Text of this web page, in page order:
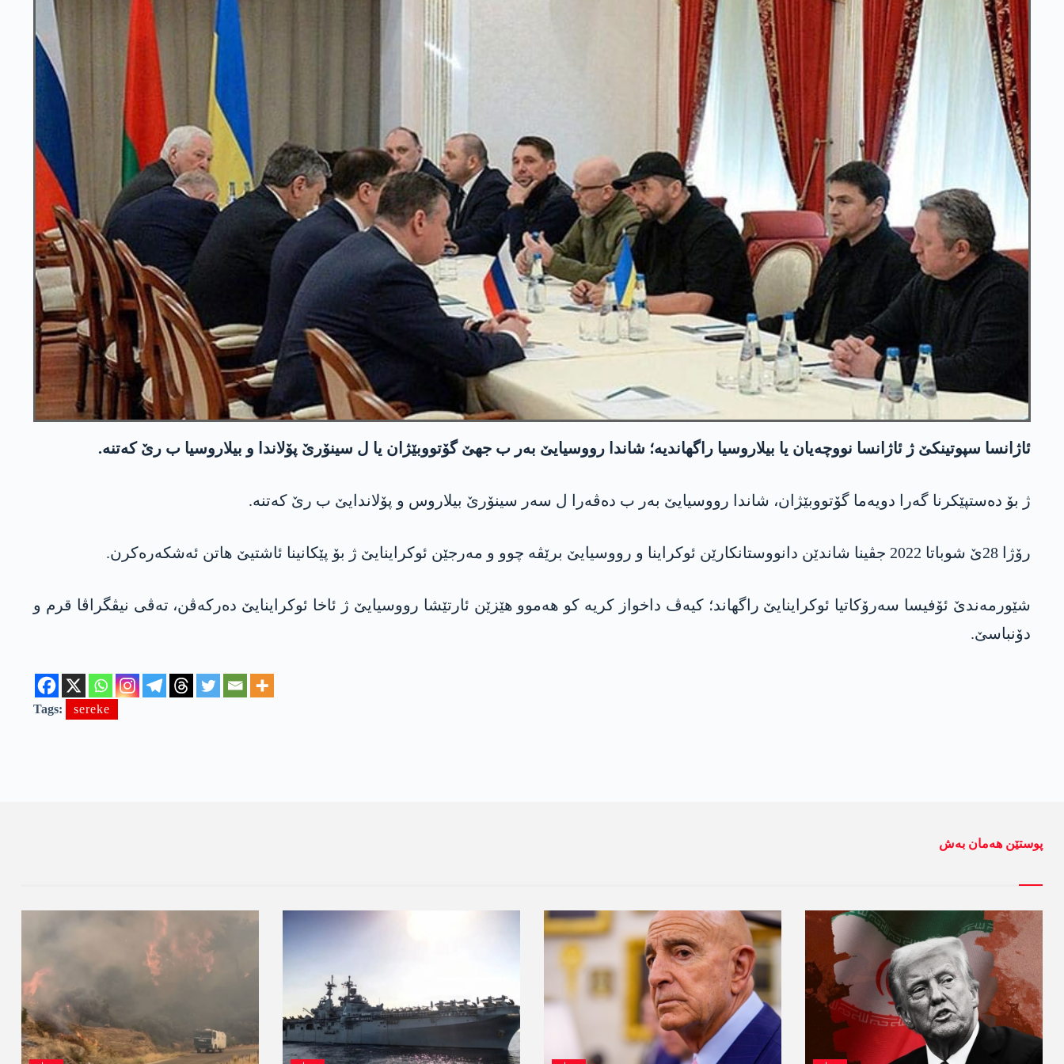
ئاژانسا سپوتینکێ ژ ئاژانسا نووچەیان یا بیلاروسیا راگھاندیە؛ شاندا رووسیایێ بەر ب جھێ گۆتووبێژان یا ل سینۆرێ پۆلاندا و بیلاروسیا ب رێ کەتنە.
ژ بۆ دەستپێکرنا گەرا دویەما گۆتووبێژان، شاندا رووسیایێ بەر ب دەڤەرا ل سەر سینۆرێ بیلاروس و پۆلاندایێ ب رێ کەتنە.
رۆژا 28ێ شوباتا 2022 جڤینا شاندێن دانووستانکارێن ئوکراینا و رووسیایێ برێڤە چوو و مەرجێن ئوکراینایێ ژ بۆ پێکانینا ئاشتیێ ھاتن ئەشکەرەکرن.
شێورمەندێ ئۆفیسا سەرۆکاتیا ئوکراینایێ راگھاند؛ کیەڤ داخواز کریە کو ھەموو ھێزێن ئارتێشا رووسیایێ ژ ئاخا ئوکراینایێ دەرکەڤن، تەڤی نیڤگراڤا قرم و
دۆنباسێ.
Tags: sereke
پوستێن ھەمان بەش